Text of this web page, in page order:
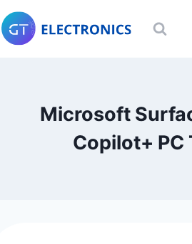
Skip
to
content
Microsoft
Copilot+ PC